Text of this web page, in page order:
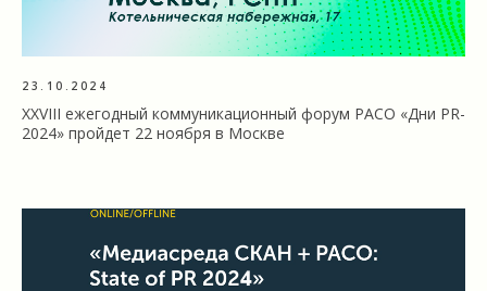
23.10.2024
XXVIII ежегодный коммуникационный форум РАСО «Дни PR-
2024» пройдет 22 ноября в Москве